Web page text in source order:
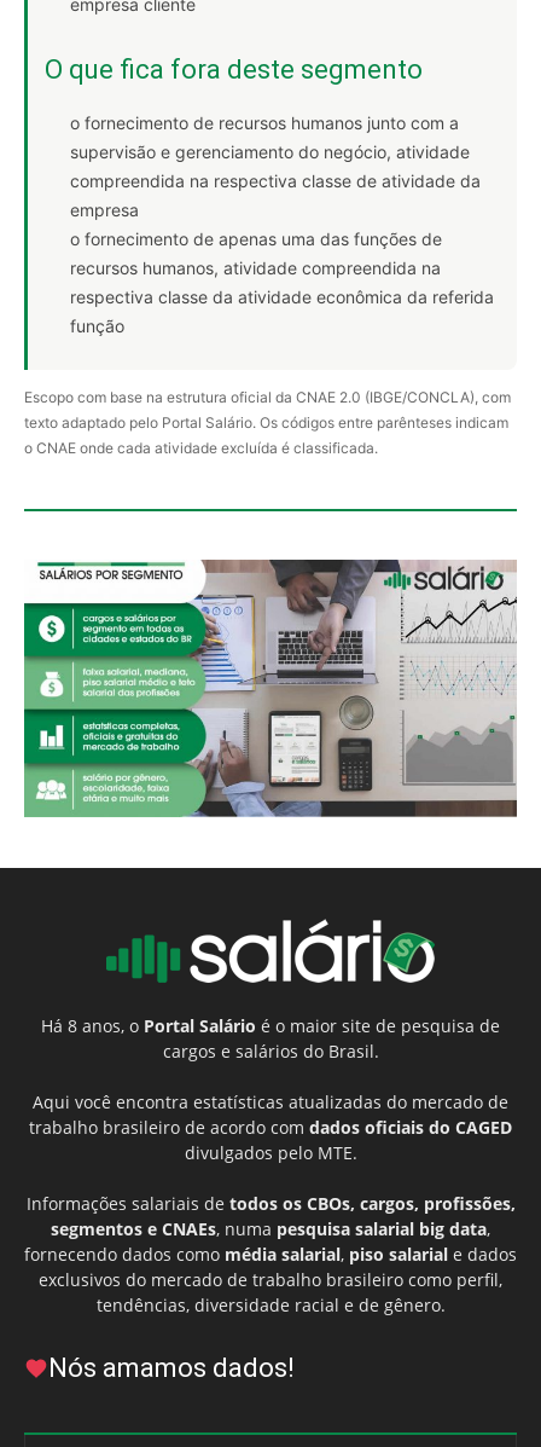
empresa cliente
O que fica fora deste segmento
o fornecimento de recursos humanos junto com a
supervisão e gerenciamento do negócio, atividade
compreendida na respectiva classe de atividade da
empresa
o fornecimento de apenas uma das funções de
recursos humanos, atividade compreendida na
respectiva classe da atividade econômica da referida
função
Escopo com base na estrutura oficial da CNAE 2.0 (IBGE/CONCLA), com
texto adaptado pelo Portal Salário. Os códigos entre parênteses indicam
o CNAE onde cada atividade excluída é classificada.
Há 8 anos, o Portal Salário é o maior site de pesquisa de
cargos e salários do Brasil.
Aqui você encontra estatísticas atualizadas do mercado de
trabalho brasileiro de acordo com dados oficiais do CAGED
divulgados pelo MTE.
Informações salariais de todos os CBOs, cargos, profissões,
segmentos e CNAEs, numa pesquisa salarial big data,
fornecendo dados como média salarial, piso salarial e dados
exclusivos do mercado de trabalho brasileiro como perfil,
tendências, diversidade racial e de gênero.
Nós amamos dados!